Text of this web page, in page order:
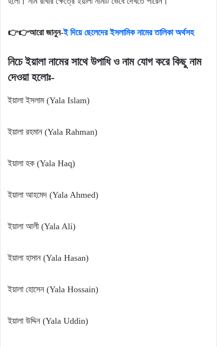
👉👉আরো জানুন-ই দিয়ে ছেলেদের ইসলামিক নামের তালিকা অর্থসহ
নিচে ইয়ালা নামের সাথে উপাধি ও নাম যোগ করে কিছু নাম
দেওয়া হলোঃ-
ইয়ালা ইসলাম (Yala Islam)
ইয়ালা রহমান (Yala Rahman)
ইয়ালা হক (Yala Haq)
ইয়ালা আহমেদ (Yala Ahmed)
ইয়ালা আলী (Yala Ali)
ইয়ালা হাসান (Yala Hasan)
ইয়ালা হোসেন (Yala Hossain)
ইয়ালা উদ্দিন (Yala Uddin)